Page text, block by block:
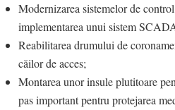
Modernizarea sistemelor de
implementarea unui sistem
Reabilitarea drumului de
căilor de acces;
Montarea unor insule plutitoare
pas important pentru protejarea